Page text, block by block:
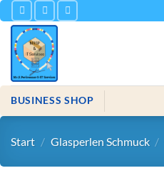
Zum
Inhalt
springen
BUSINESS SHOP
Start / Glasperlen Schmuck /